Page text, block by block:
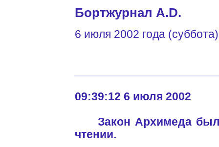
Бортжурнал A.D.
6 июля 2002 года (суббота)
09:39:12 6 июля 2002
Закон Архимеда
чтении.